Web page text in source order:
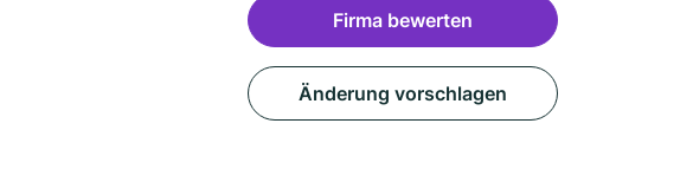
Firma bewerten
Änderung vorschlagen